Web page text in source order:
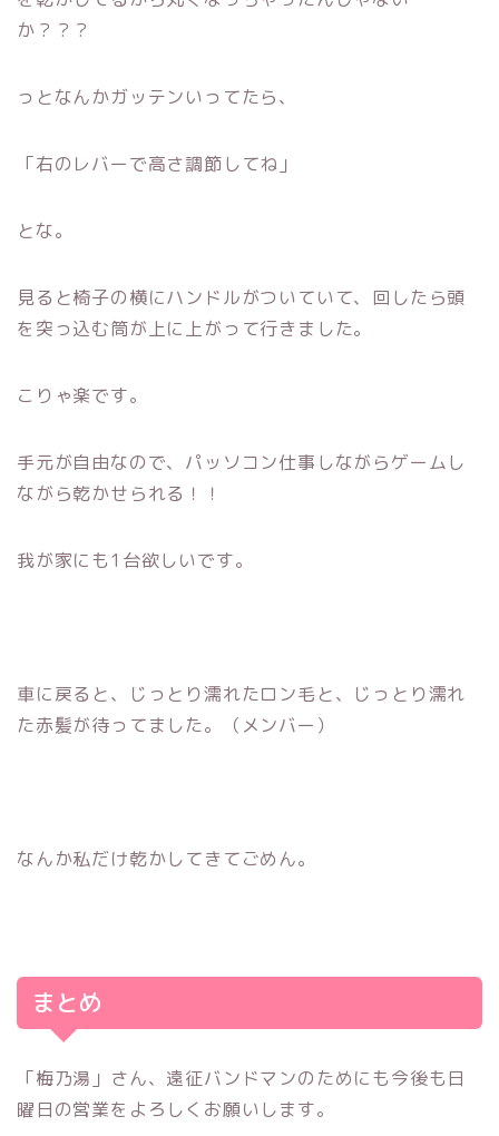
か？？？
っとなんかガッテンいってたら、
「右のレバーで高さ調節してね」
とな。
見ると椅子の横にハンドルがついていて、回したら頭
を突っ込む筒が上に上がって行きました。
こりゃ楽です。
手元が自由なので、パッソコン仕事しながらゲームし
ながら乾かせられる！！
我が家にも1台欲しいです。
車に戻ると、じっとり濡れたロン毛と、じっとり濡れ
た赤髪が待ってました。（メンバー）
なんか私だけ乾かしてきてごめん。
まとめ
「梅乃湯」さん、遠征バンドマンのためにも今後も日
曜日の営業をよろしくお願いします。